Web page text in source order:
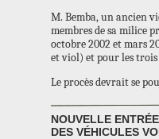
M. Bemba, un ancien
membres de sa milice
octobre 2002 et mars
et viol) et pour les
Le procès devrait se
NOUVELLE
DES VÉHICULES